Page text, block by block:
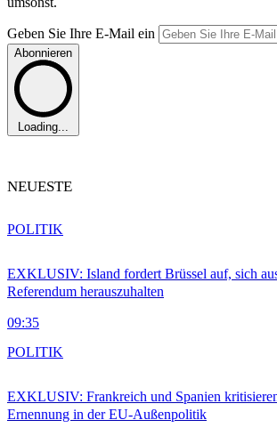
Geben Sie Ihre E-Mail ein
Abonnieren
Loading...
NEUESTE
EXKLUSIV: Island fordert Brüssel auf, sich
Referendum herauszuhalten
09:35
POLITIK
EXKLUSIV: Frankreich und Spanien
Ernennung in der EU-Außenpolitik
POLITIK